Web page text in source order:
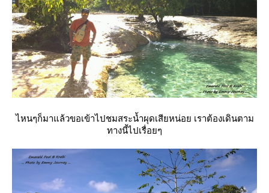
ไหนๆก็มาแล้วขอเข้าไปชมสระน้ำผุดเสียหน่อย เราต้องเดินตาม
ทางนี้ไปเรื่อยๆ